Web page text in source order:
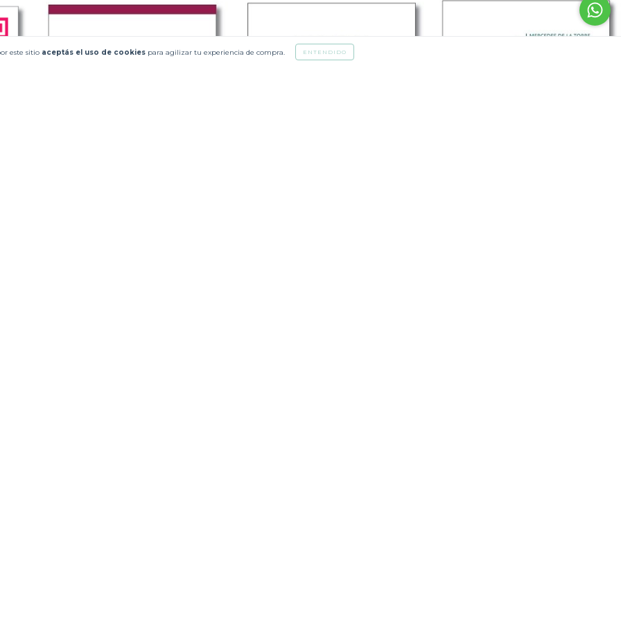
este sitio aceptás el uso de cookies para agilizar tu experiencia de compra. ENTENDIDO